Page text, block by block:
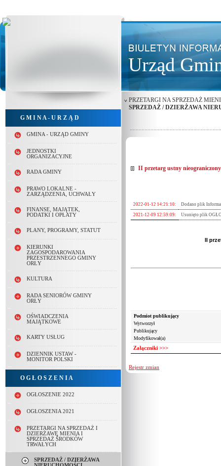
Urząd
G M I N A - U R Z Ą D
GMINA - URZĄD GMINY
JEDNOSTKI
ORGANIZACYJNE
RADA GMINY
PRAWO LOKALNE -
ZARZĄDZENIA, UCHWAŁY
FINANSE, MAJĄTEK,
PODATKI I OPŁATY
PLANY, PROGRAMY, STATUT
KIERUNKI
ZAGOSPODAROWANIA
PRZESTRZENNEGO GMINY
ORŁY
KULTURA
RADA SENIORÓW GMINY
ORŁY
OŚWIADCZENIA
MAJĄTKOWE
KARTY USŁUG
DZIENNIK USTAW -
MONITOR POLSKI
O G Ł O S Z E N I A
OGŁOSZENIE 2022
OGŁOSZENIA 2021
PRZETARGI NA SPRZEDAŻ I
DZIERŻAWĘ MIENIA I
SPRZEDAŻ ŚRODKÓW
TRWAŁYCH
SPRZEDAŻ / DZIERŻAWA
PRZETARGI NA SPRZEDAŻ
SPRZEDAŻ / DZIERŻAWA
II przetarg ustny nieograniczony
2022-01-12 14:21:10: Dodano plik
2021-12-09 12:59:09: Usunięto plik
2021-12-09 12:58:24: Dodano plik
II
Podmiot publikujący
Wytworzył
Publikujący
Modyfikował(a)
Załączniki >>>
Pliki:
Lp.
1.
2.
Rejestr zmian